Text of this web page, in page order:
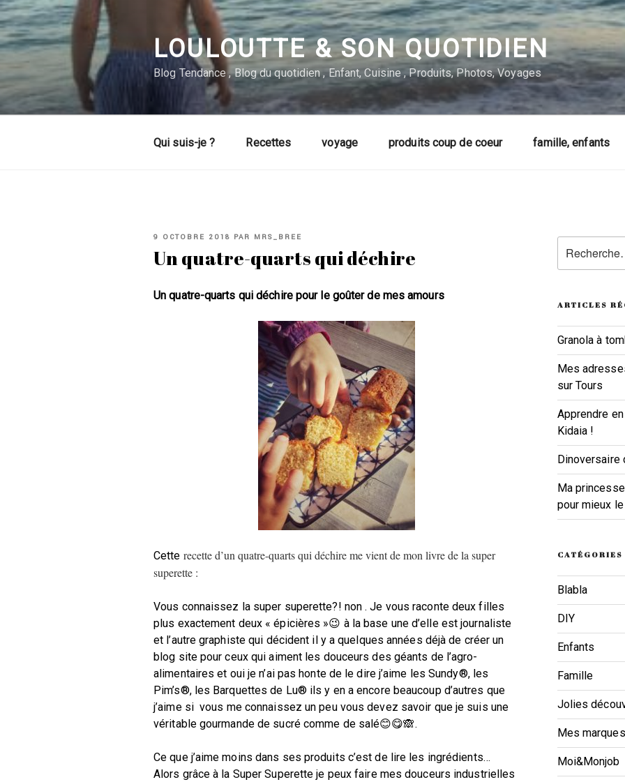
Aller
au
contenu
LOULOUTTE & SON QUOTIDIEN
Blog Tendance , Blog du quotidien , Enfant, Cuisine , Produits, Photos, Voyages
Qui suis-je ? Recettes voyage produits coup de coeur famille, enfants
PUBLIÉ
9 OCTOBRE 2018 PAR MRS_BREE
Un quatre-quarts qui déchire
Un quatre-quarts qui déchire pour le goûter de mes amours
Cette recette d’un quatre-quarts qui déchire me vient de mon livre de la super
superette :
Vous connaissez la super superette?! non . Je vous raconte deux filles
plus exactement deux « épicières »😉 à la base une d’elle est journaliste
et l’autre graphiste qui décident il y a quelques années déjà de créer un
blog site pour ceux qui aiment les douceurs des géants de l’agro-
alimentaires et oui je n’ai pas honte de le dire j’aime les Sundy®, les
Pim’s®, les Barquettes de Lu® ils y en a encore beaucoup d’autres que
j’aime si vous me connaissez un peu vous devez savoir que je suis une
véritable gourmande de sucré comme de salé😊😋🙈.
Ce que j’aime moins dans ses produits c’est de lire les ingrédients…
Alors grâce à la Super Superette je peux faire mes douceurs industrielles
pour
:
ARTICLES
Granola à
Mes
sur Tours
Apprendre
Kidaia !
Dinoversaire
Ma
pour mieux
CATÉGORIES
Blabla
DIY
Enfants
Famille
Jolies
Mes
Moi&Monjob